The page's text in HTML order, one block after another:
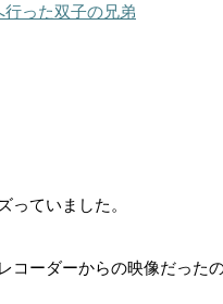
行った双子の兄弟
っていました。
コーダーからの映像だったの